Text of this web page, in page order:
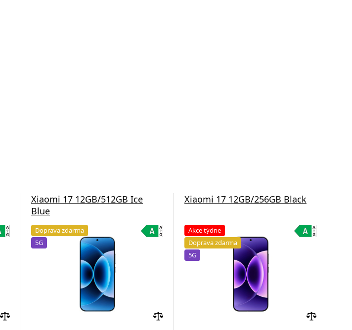
Xiaomi 17 12GB/512GB Ice
Blue
Doprava zdarma
5G
Xiaomi 17 12GB/256GB Black
Akce týdne
Doprava zdarma
5G